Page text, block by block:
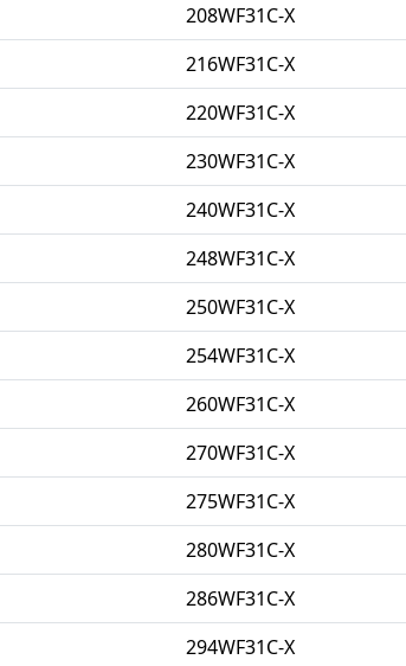
208WF31C-X
216WF31C-X
220WF31C-X
230WF31C-X
240WF31C-X
248WF31C-X
250WF31C-X
254WF31C-X
260WF31C-X
270WF31C-X
275WF31C-X
280WF31C-X
286WF31C-X
294WF31C-X